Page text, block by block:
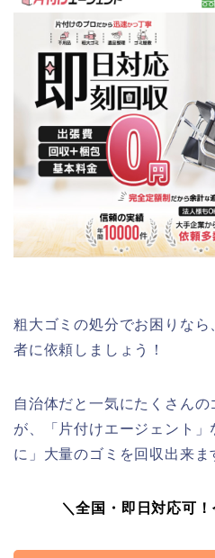
粗大ゴミの処分でお困りな
者に依頼しましょう！
自治体だと一気にたくさん
が、「片付けエージェント
に」大量のゴミを回収出来ま
＼全国・即日対応可